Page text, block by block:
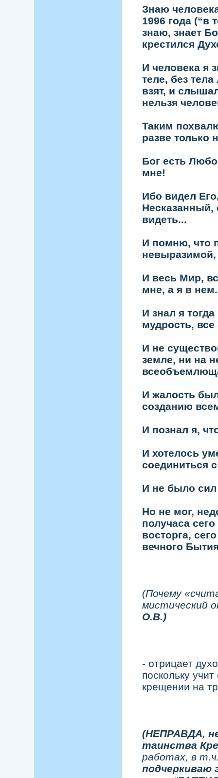
Знаю
1996 года (“в
знаю, знает
крестился
И человека я
теле, без
взят, и
нельзя
Таким
разве
Бог есть
мне!
Ибо видел
видеть...
И помню, что
невыразимой,
И весь Мир,
мне, а я в
И знал я
мудрость,
И не
земле, ни на
И жалость
созданию
И познал я,
И хотелось
соединиться
И не было сил
Но не мог,
получаса
восторга,
вечного
(Почему
мистический
О.В.)
- отрицает
поскольку
крещении на
(НЕПРАВДА,
таинства
работах, в
подчеркиваю